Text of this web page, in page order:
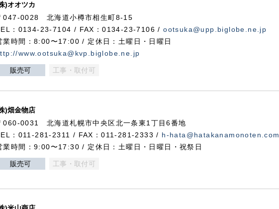
)オオツカ
047-0028 北海道小樽市相生町8-15
：0134-23-7104 / FAX：0134-23-7106 /ootsuka@upp.biglobe.ne.jp
業時間：8:00〜17:00 / 定休日：土曜日・日曜日
www.ootsuka@kvp.biglobe.ne.jp
販売可 工事・取付可
)畑金物店
060-0031 北海道札幌市中央区北一条東1丁目6番地
：011-281-2311 / FAX：011-281-2333 / h-hata@hatakanamonoten.com
業時間：9:00〜17:30 / 定休日：土曜日・日曜日・祝祭日
販売可 工事・取付可